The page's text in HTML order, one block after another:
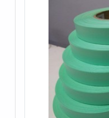
meio ambiente e segura,
fato de a empresa possuir
onde são realizadas as
para atender todas as
somados a um time com
especialistas dedicados,
cliente de ponta a ponta. Aproveite a visita para acessar
o nosso site e saber mais
serviços e produtos. Se
de atuação. A Depósito
proporcionar uma estrutura com:
qualidade onde são
Equipamentos de última geração;
rústica com excelente
ainda sobre prateleira
uma empresa que tenha
qualidade e proteção,
despercebidos e podem